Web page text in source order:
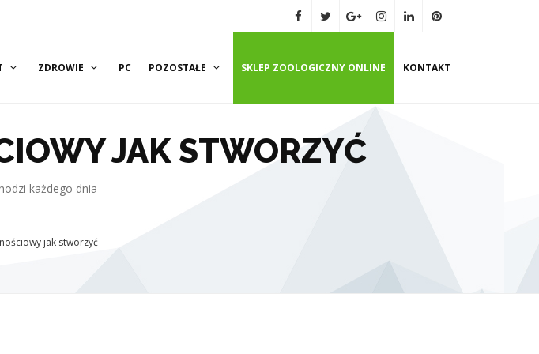
ZDROWIE PC POZOSTAŁE SKLEP ZOOLOGICZNY ONLINE KONTAKT
JAK STWORZYĆ
każdego dnia
jak stworzyć